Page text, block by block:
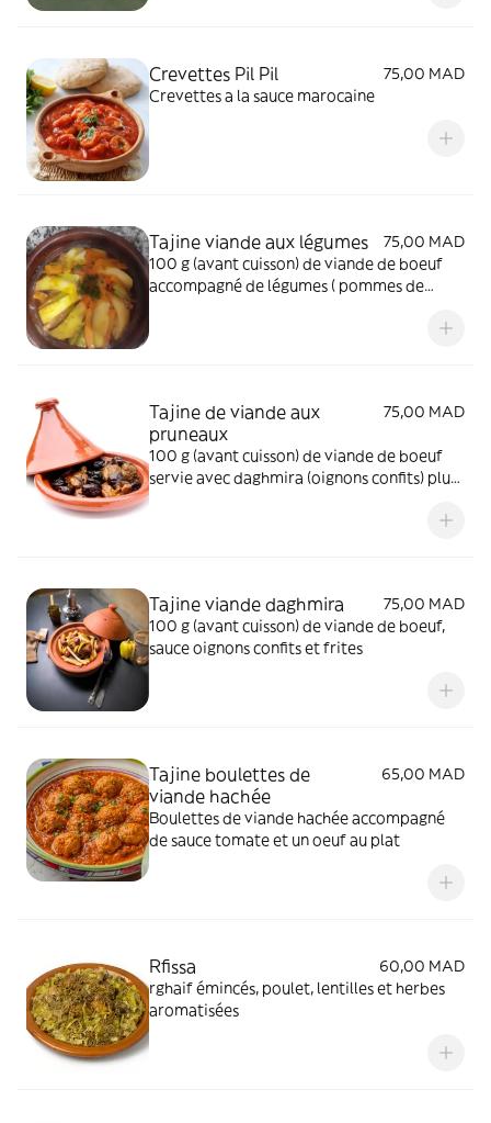
Crevettes Pil Pil
75,00 MAD
Crevettes a la sauce marocaine
Tajine viande aux légumes
75,00 MAD
100 g (avant cuisson) de viande de boeuf
accompagné de légumes ( pommes de
Tajine de viande aux
pruneaux
75,00 MAD
100 g (avant cuisson) de viande de boeuf
servie avec daghmira (oignons confits) plus
Tajine viande daghmira
75,00 MAD
100 g (avant cuisson) de viande de boeuf,
sauce oignons confits et frites
Tajine boulettes de
viande hachée
65,00 MAD
Boulettes de viande hachée accompagné
de sauce tomate et un oeuf au plat
Rfissa
60,00 MAD
rghaif émincés, poulet, lentilles et herbes
aromatisées